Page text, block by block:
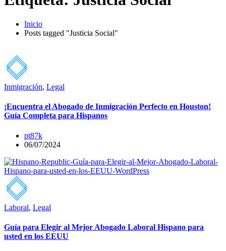
Inicio
Posts tagged "Justicia Social"
Inmigración, Legal
¡Encuentra el Abogado de Inmigración Perfecto en Houston!
Guía Completa para Hispanos
pt87k
06/07/2024
Laboral, Legal
Guía para Elegir al Mejor Abogado Laboral Hispano para
usted en los EEUU